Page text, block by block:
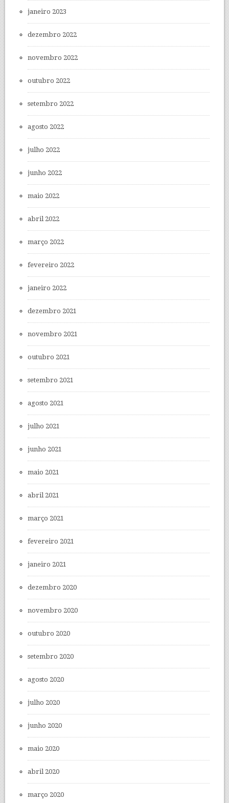
janeiro 2023
dezembro 2022
novembro 2022
outubro 2022
setembro 2022
agosto 2022
julho 2022
junho 2022
maio 2022
abril 2022
março 2022
fevereiro 2022
janeiro 2022
dezembro 2021
novembro 2021
outubro 2021
setembro 2021
agosto 2021
julho 2021
junho 2021
maio 2021
abril 2021
março 2021
fevereiro 2021
janeiro 2021
dezembro 2020
novembro 2020
outubro 2020
setembro 2020
agosto 2020
julho 2020
junho 2020
maio 2020
abril 2020
março 2020